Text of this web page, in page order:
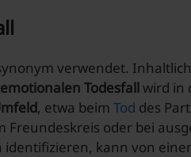
verwendet.
Todesfallwird in
, etwa beim Tod des
Freundeskreis oder bei
kann von